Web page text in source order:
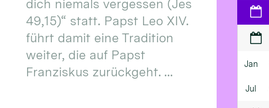
dich niemals vergessen (Jes
49,15)“ statt. Papst Leo XIV.
führt damit eine Tradition
weiter, die auf Papst
Franziskus zurückgeht. ...
Jan
Jul